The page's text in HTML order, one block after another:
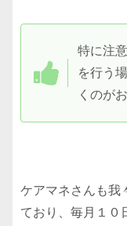
特に注
を行う
くのが
ケアマネさんも我
ており、毎月１０